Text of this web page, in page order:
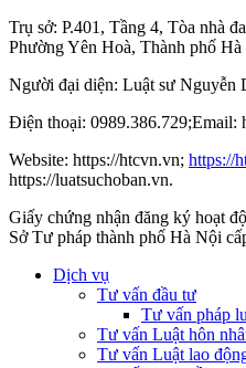
Trụ sở: P.401, Tầng 4, Tòa nhà
Phường Yên Hoà, Thành phố
Người đại diện: Luật sư Nguyễn
Điện thoại: 0989.386.729;Email:
Website: https://htcvn.vn; https://
https://luatsuchoban.vn.
Giấy chứng nhận đăng ký hoạt
Sở Tư pháp thành phố Hà Nội
Dịch vụ
Tư vấn đầu tư
Tư vấn pháp
Tư vấn Luật hôn
Tư vấn Luật lao